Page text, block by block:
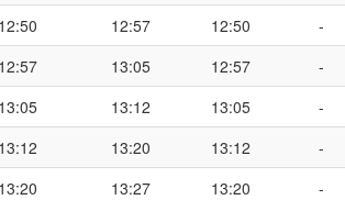
12:50
12:57 12:50 -
12:57
13:05 12:57 -
13:05
13:12 13:05 -
13:12
13:20 13:12 -
13:20
13:27 13:20 -